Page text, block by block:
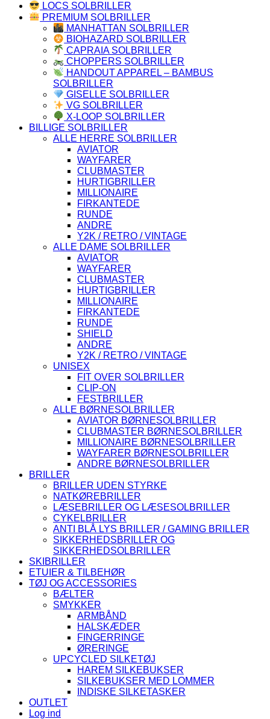
LOCS SOLBRILLER
PREMIUM SOLBRILLER
MANHATTAN SOLBRILLER
BIOHAZARD SOLBRILLER
CAPRAIA SOLBRILLER
CHOPPERS SOLBRILLER
HANDOUT APPAREL – BAMBUS
SOLBRILLER
GISELLE SOLBRILLER
VG SOLBRILLER
X-LOOP SOLBRILLER
BILLIGE SOLBRILLER
ALLE HERRE SOLBRILLER
AVIATOR
WAYFARER
CLUBMASTER
HURTIGBRILLER
MILLIONAIRE
FIRKANTEDE
RUNDE
ANDRE
Y2K / RETRO / VINTAGE
ALLE DAME SOLBRILLER
AVIATOR
WAYFARER
CLUBMASTER
HURTIGBRILLER
MILLIONAIRE
FIRKANTEDE
RUNDE
SHIELD
ANDRE
Y2K / RETRO / VINTAGE
UNISEX
FIT OVER SOLBRILLER
CLIP-ON
FESTBRILLER
ALLE BØRNESOLBRILLER
AVIATOR BØRNESOLBRILLER
CLUBMASTER BØRNESOLBRILLER
MILLIONAIRE BØRNESOLBRILLER
WAYFARER BØRNESOLBRILLER
ANDRE BØRNESOLBRILLER
BRILLER
BRILLER UDEN STYRKE
NATKØREBRILLER
LÆSEBRILLER OG LÆSESOLBRILLER
CYKELBRILLER
ANTI BLÅ LYS BRILLER / GAMING BRILLER
SIKKERHEDSBRILLER OG
SIKKERHEDSOLBRILLER
SKIBRILLER
ETUIER & TILBEHØR
TØJ OG ACCESSORIES
BÆLTER
SMYKKER
ARMBÅND
HALSKÆDER
FINGERRINGE
ØRERINGE
UPCYCLED SILKETØJ
HAREM SILKEBUKSER
SILKEBUKSER MED LOMMER
INDISKE SILKETASKER
OUTLET
Log ind